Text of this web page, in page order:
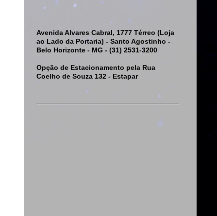
Avenida Alvares Cabral, 1777 Térreo (Loja
ao Lado da Portaria) - Santo Agostinho -
Belo Horizonte - MG - (31) 2531-3200
Opção de Estacionamento pela Rua
Coelho de Souza 132 - Estapar